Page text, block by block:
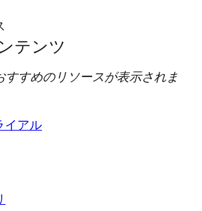
テンツ
すすめのリソースが表示されま
イアル